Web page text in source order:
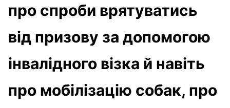
про спроби врятуватись
від призову за допомогою
інвалідного візка й навіть
про мобілізацію собак, про